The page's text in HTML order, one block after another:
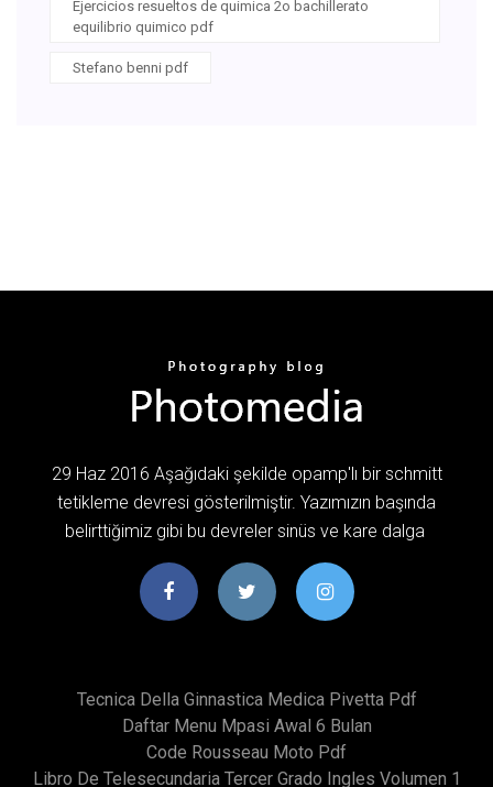
Ejercicios resueltos de quimica 2o bachillerato
equilibrio quimico pdf
Stefano benni pdf
29 Haz 2016 Aşağıdaki şekilde opamp'lı bir schmitt
tetikleme devresi gösterilmiştir. Yazımızın başında
belirttiğimiz gibi bu devreler sinüs ve kare dalga
Tecnica Della Ginnastica Medica Pivetta Pdf
Daftar Menu Mpasi Awal 6 Bulan
Code Rousseau Moto Pdf
Libro De Telesecundaria Tercer Grado Ingles Volumen 1